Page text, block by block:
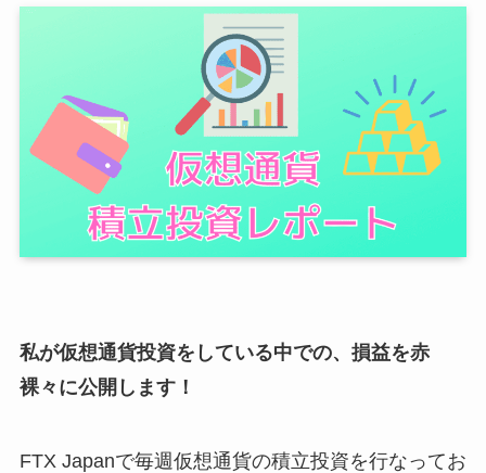
私が仮想通貨投資をしている中での、損益を赤
裸々に公開します！
FTX Japanで毎週仮想通貨の積立投資を行なってお